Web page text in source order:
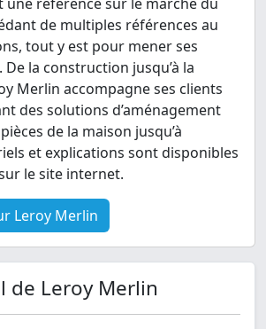
de multiples références au
tout y est pour mener ses
De la construction jusqu’à la
Merlin accompagne ses clients
des solutions d’aménagement
de la maison jusqu’à
et explications sont disponibles
le site internet.
Leroy Merlin
de Leroy Merlin